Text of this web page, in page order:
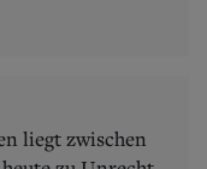
liegt zwischen